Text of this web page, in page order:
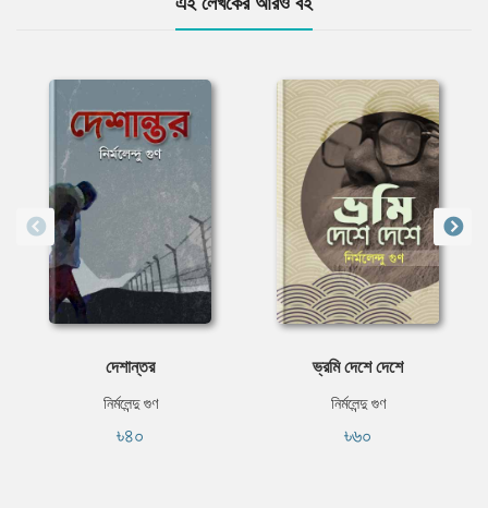
দেশান্তর
নির্মলেন্দু গুণ
৳৪০
ভ্রমি দেশে দেশে
নির্মলেন্দু গুণ
৳৬০